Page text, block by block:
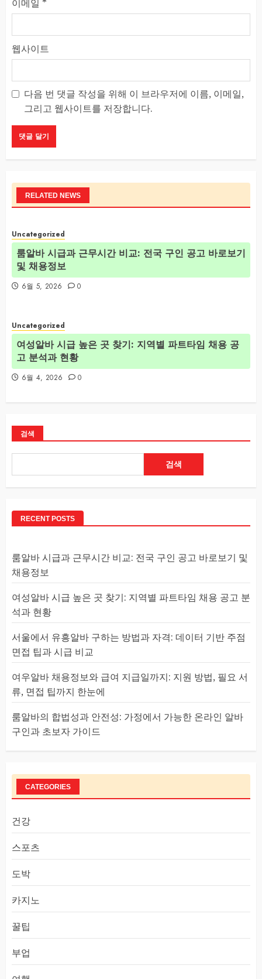
이메일 *
웹사이트
다음 번 댓글 작성을 위해 이 브라우저에 이름, 이메일,
그리고 웹사이트를 저장합니다.
RELATED NEWS
Uncategorized
룸알바 시급과 근무시간 비교: 전국 구인 공고 바로보기
및 채용정보
6월 5, 2026 0
Uncategorized
여성알바 시급 높은 곳 찾기: 지역별 파트타임 채용 공
고 분석과 현황
6월 4, 2026 0
검색
검색
RECENT POSTS
룸알바 시급과 근무시간 비교: 전국 구인 공고 바로보기 및
채용정보
여성알바 시급 높은 곳 찾기: 지역별 파트타임 채용 공고 분
석과 현황
서울에서 유흥알바 구하는 방법과 자격: 데이터 기반 주점
면접 팁과 시급 비교
여우알바 채용정보와 급여 지급일까지: 지원 방법, 필요 서
류, 면접 팁까지 한눈에
룸알바의 합법성과 안전성: 가정에서 가능한 온라인 알바
구인과 초보자 가이드
CATEGORIES
건강
스포츠
도박
카지노
꿀팁
부업